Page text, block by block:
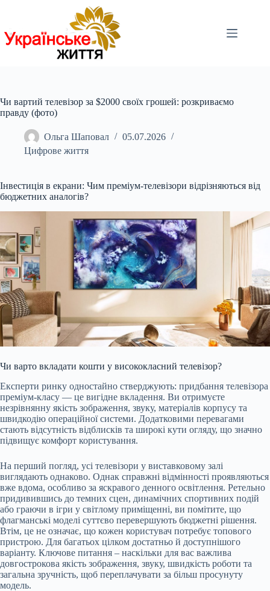
Чи вартий телевізор за $2000 своїх грошей: розкриваємо
правду (фото)
Ольга Шаповал
05.07.2026
Цифрове життя
Інвестиція в екрани: Чим преміум-телевізори відрізняються від
бюджетних аналогів?
Чи варто вкладати кошти у висококласний телевізор?
Експерти ринку одностайно стверджують: придбання телевізора
преміум-класу — це вигідне вкладення. Ви отримуєте
незрівнянну якість зображення, звуку, матеріалів корпусу та
швидкодію операційної системи. Додатковими перевагами
стають відсутність відблисків та широкі кути огляду, що значно
підвищує комфорт користування.
На перший погляд, усі телевізори у виставковому залі
виглядають однаково. Однак справжні відмінності проявляються
вже вдома, особливо за яскравого денного освітлення. Ретельно
придивившись до темних сцен, динамічних спортивних подій
або граючи в ігри у світлому приміщенні, ви помітите, що
флагманські моделі суттєво перевершують бюджетні рішення.
Втім, це не означає, що кожен користувач потребує топового
пристрою. Для багатьох цілком достатньо й доступнішого
варіанту. Ключове питання – наскільки для вас важлива
довгострокова якість зображення, звуку, швидкість роботи та
загальна зручність, щоб переплачувати за більш просунуту
модель.